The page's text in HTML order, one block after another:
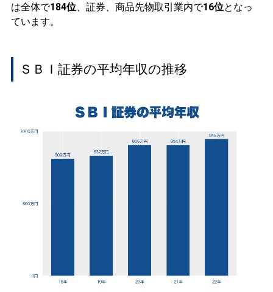
は全体で184位、証券、商品先物取引業内で16位となっ
ています。
ＳＢＩ証券の平均年収の推移